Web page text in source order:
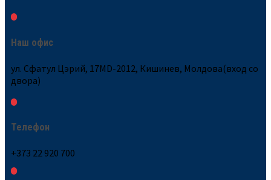
Наш офис
ул. Сфатул Цэрий, 17MD-2012, Кишинев, Молдова(вход со
двора)
Телефон
+373 22 920 700